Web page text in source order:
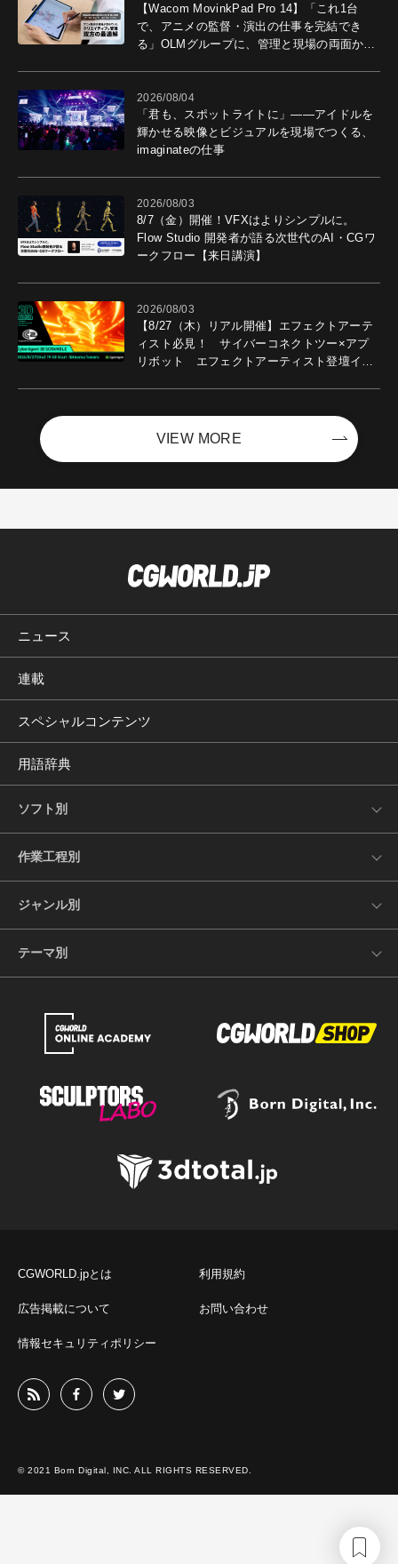
【Wacom MovinkPad Pro 14】「これ1台
で、アニメの監督・演出の仕事を完結でき
る」OLMグループに、管理と現場の両面から
2026/08/04
「君も、スポットライトに」――アイドルを
輝かせる映像とビジュアルを現場でつくる、
imaginateの仕事
2026/08/03
8/7（金）開催！VFXはよりシンプルに。
Flow Studio 開発者が語る次世代のAI・CGワ
ークフロー【来日講演】
2026/08/03
【8/27（木）リアル開催】エフェクトアーテ
ィスト必見！ サイバーコネクトツー×アプ
リボット エフェクトアーティスト登壇イベ
VIEW MORE
ニュース
連載
スペシャルコンテンツ
用語辞典
ソフト別
作業工程別
ジャンル別
テーマ別
CGWORLD.jpとは 利用規約
広告掲載について お問い合わせ
情報セキュリティポリシー
© 2021 Born Digital, INC. ALL RIGHTS RESERVED.